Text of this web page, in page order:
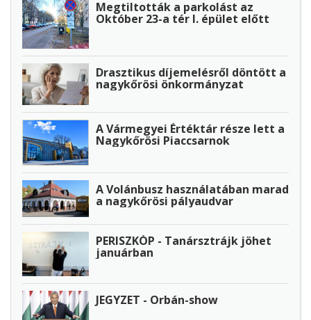
Megtiltották a parkolást az
Október 23-a tér I. épület előtt
Drasztikus díjemelésről döntött a
nagykőrösi önkormányzat
A Vármegyei Értéktár része lett a
Nagykőrösi Piaccsarnok
A Volánbusz használatában marad
a nagykőrösi pályaudvar
PERISZKÓP - Tanársztrájk jöhet
januárban
JEGYZET - Orbán-show